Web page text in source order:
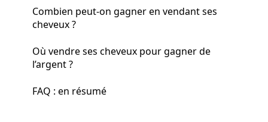
Combien peut-on gagner en vendant ses
cheveux ?
Où vendre ses cheveux pour gagner de
l’argent ?
FAQ : en résumé